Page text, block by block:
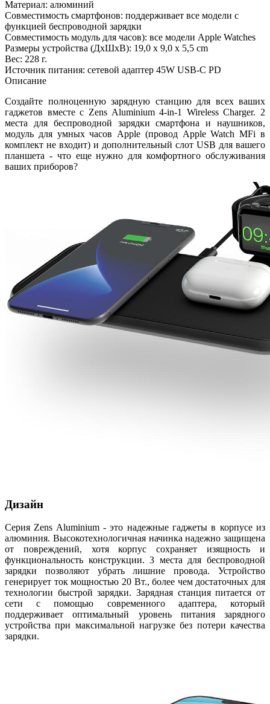
Материал: алюминий
Совместимость смартфонов: поддерживает все модели с
функцией беспроводной зарядки
Совместимость модуль для часов): все модели Apple Watches
Размеры устройства (ДxШxВ): 19,0 x 9,0 x 5,5 cm
Вес: 228 г.
Источник питания: сетевой адаптер 45W USB-C PD
Описание
Создайте полноценную зарядную станцию для всех ваших
гаджетов вместе с Zens Aluminium 4-in-1 Wireless Charger. 2
места для беспроводной зарядки смартфона и наушников,
модуль для умных часов Apple (провод Apple Watch MFi в
комплект не входит) и дополнительный слот USB для вашего
планшета - что еще нужно для комфортного обслуживания
ваших приборов?
Дизайн
Серия Zens Aluminium - это надежные гаджеты в корпусе из
алюминия. Высокотехнологичная начинка надежно защищена
от повреждений, хотя корпус сохраняет изящность и
функциональность конструкции. 3 места для беспроводной
зарядки позволяют убрать лишние провода. Устройство
генерирует ток мощностью 20 Вт., более чем достаточных для
технологии быстрой зарядки. Зарядная станция питается от
сети с помощью современного адаптера, который
поддерживает оптимальный уровень питания зарядного
устройства при максимальной нагрузке без потери качества
зарядки.